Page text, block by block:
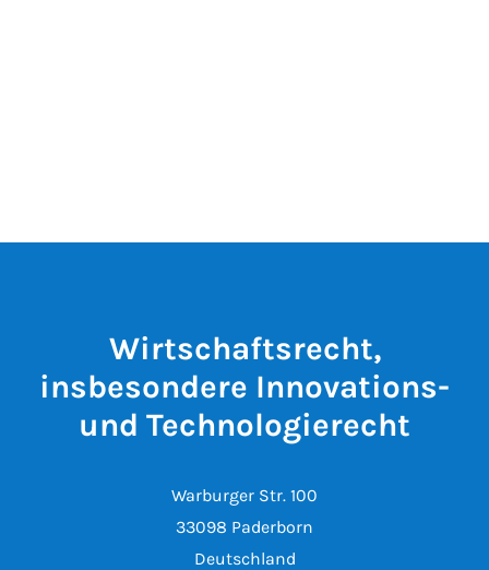
Wirtschaftsrecht,
insbesondere Innovations-
und Technologierecht
Warburger Str. 100
33098 Paderborn
Deutschland